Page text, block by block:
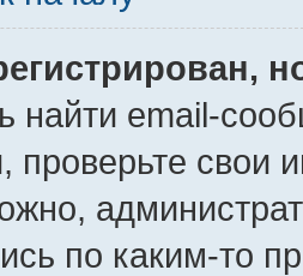
найти email-
проверьте свои
по каким-то